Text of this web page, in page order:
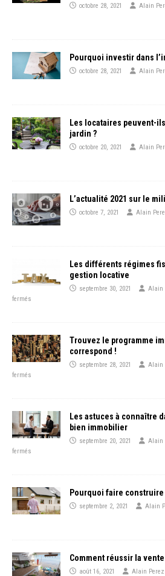
octobre 28, 2021 Alain
Pourquoi investir dans
octobre 28, 2021 Alain
Les locataires peuvent-
jardin ?
octobre 20, 2021 Alain
L’actualité 2021 sur le
octobre 7, 2021 Alain
Les différents régimes
gestion locative
septembre 30, 2021 Alain
fermés
Trouvez le programme
correspond !
septembre 28, 2021 Alain
fermés
Les astuces à connaître
bien immobilier
septembre 20, 2021 Alain
fermés
Pourquoi faire construire
septembre 2, 2021 Alain
Comment réussir la
août 16, 2021 Alain Perez